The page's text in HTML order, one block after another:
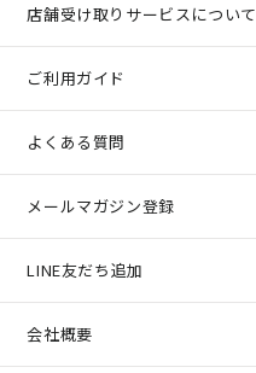
店舗受け取りサービスについて
ご利用ガイド
よくある質問
メールマガジン登録
LINE友だち追加
会社概要